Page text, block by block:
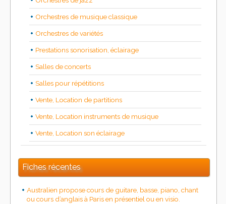
Orchestres de musique classique
Orchestres de variétés
Prestations sonorisation, éclairage
Salles de concerts
Salles pour répétitions
Vente, Location de partitions
Vente, Location instruments de musique
Vente, Location son éclairage
Fiches récentes
Australien propose cours de guitare, basse, piano, chant
ou cours d’anglais à Paris en présentiel ou en visio.